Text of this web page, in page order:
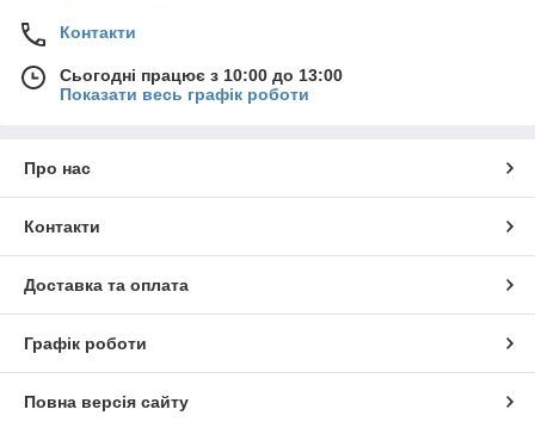
Контакти
Сьогодні працює з 10:00 до 13:00
Показати весь графік роботи
Про нас
Контакти
Доставка та оплата
Графік роботи
Повна версія сайту